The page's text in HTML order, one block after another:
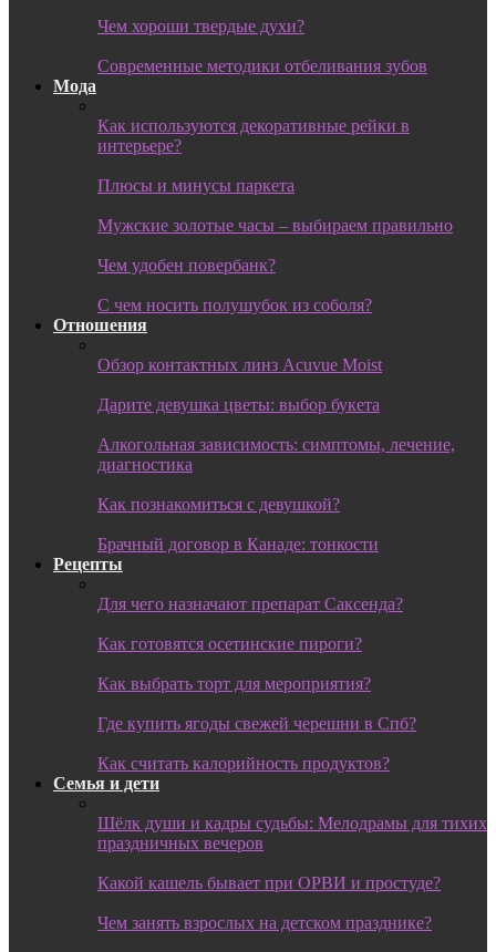
Чем хороши твердые духи?
Современные методики отбеливания зубов
Мода
Как используются декоративные рейки в
интерьере?
Плюсы и минусы паркета
Мужские золотые часы – выбираем правильно
Чем удобен повербанк?
С чем носить полушубок из соболя?
Отношения
Обзор контактных линз Acuvue Moist
Дарите девушка цветы: выбор букета
Алкогольная зависимость: симптомы, лечение,
диагностика
Как познакомиться с девушкой?
Брачный договор в Канаде: тонкости
Рецепты
Для чего назначают препарат Саксенда?
Как готовятся осетинские пироги?
Как выбрать торт для мероприятия?
Где купить ягоды свежей черешни в Спб?
Как считать калорийность продуктов?
Семья и дети
Шёлк души и кадры судьбы: Мелодрамы для тихих
праздничных вечеров
Какой кашель бывает при ОРВИ и простуде?
Чем занять взрослых на детском празднике?